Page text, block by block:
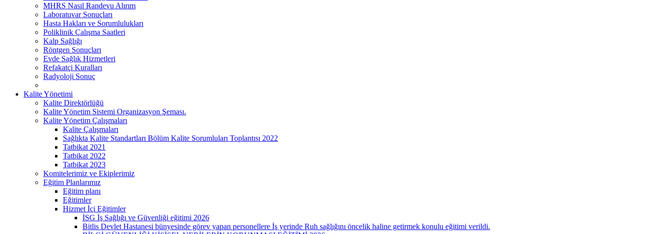
MHRS Nasıl Randevu Alırım
Laboratuvar Sonuçları
Hasta Hakları ve Sorumlulukları
Poliklinik Çalışma Saatleri
Kalp Sağlığı
Röntgen Sonuçları
Evde Sağlık Hizmetleri
Refakatçi Kuralları
Radyoloji Sonuç
Kalite Yönetimi
Kalite Direktörlüğü
Kalite Yönetim Sistemi Organizasyon Şeması.
Kalite Yönetim Çalışmaları
Kalite Çalışmaları
Sağlıkta Kalite Standartları Bölüm Kalite Sorumluları Toplantısı 2022
Tatbikat 2021
Tatbikat 2022
Tatbikat 2023
Komitelerimiz ve Ekiplerimiz
Eğitim Planlarımız
Eğitim planı
Eğitimler
Hizmet İçi Eğitimler
İSG İş Sağlığı ve Güvenliği eğitimi 2026
Bitlis Devlet Hastanesi bünyesinde görev yapan personellere İş yerinde Ruh sağlığını öncelik haline getirmek konulu eğitimi verildi.